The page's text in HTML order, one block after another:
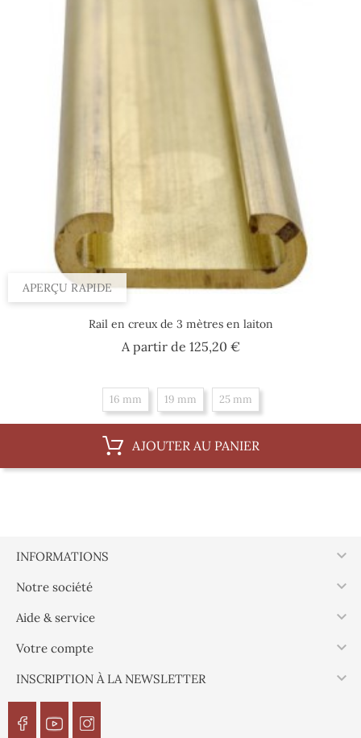
APERÇU RAPIDE
Rail en creux de 3 mètres en laiton
A partir de 125,20 €Prix
16 mm 19 mm 25 mm
AJOUTER AU PANIER
INFORMATIONS 
Notre société 
Aide & service 
Votre compte 
INSCRIPTION À LA NEWSLETTER 